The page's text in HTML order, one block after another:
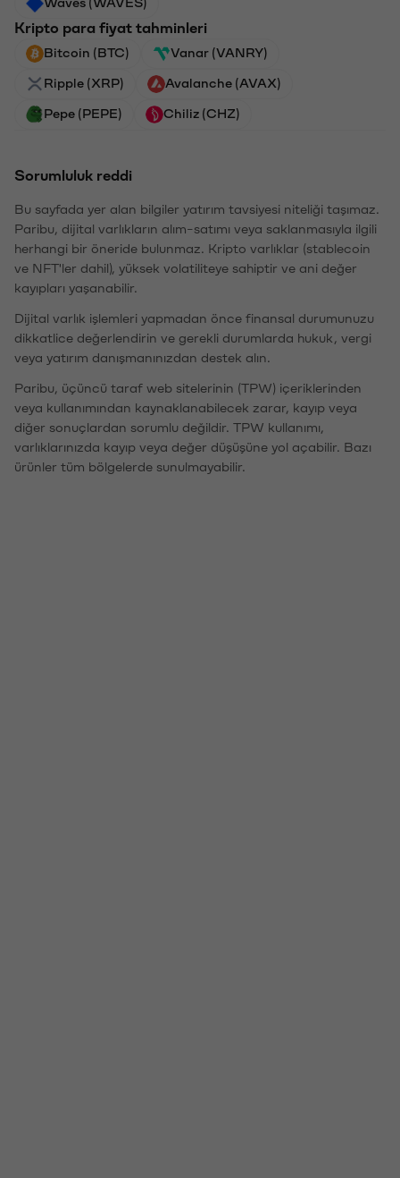
Waves (WAVES)
Kripto para fiyat tahminleri
Bitcoin (BTC) Vanar (VANRY)
Ripple (XRP) Avalanche (AVAX)
Pepe (PEPE) Chiliz (CHZ)
Sorumluluk reddi
Bu sayfada yer alan bilgiler yatırım tavsiyesi niteliği taşımaz.
Paribu, dijital varlıkların alım-satımı veya saklanmasıyla ilgili
herhangi bir öneride bulunmaz. Kripto varlıklar (stablecoin
ve NFT'ler dahil), yüksek volatiliteye sahiptir ve ani değer
kayıpları yaşanabilir.
Dijital varlık işlemleri yapmadan önce finansal durumunuzu
dikkatlice değerlendirin ve gerekli durumlarda hukuk, vergi
veya yatırım danışmanınızdan destek alın.
Paribu, üçüncü taraf web sitelerinin (TPW) içeriklerinden
veya kullanımından kaynaklanabilecek zarar, kayıp veya
diğer sonuçlardan sorumlu değildir. TPW kullanımı,
varlıklarınızda kayıp veya değer düşüşüne yol açabilir. Bazı
ürünler tüm bölgelerde sunulmayabilir.